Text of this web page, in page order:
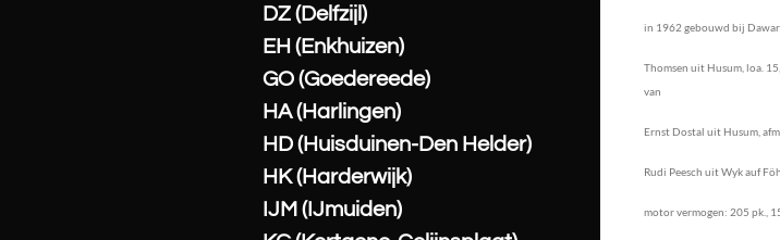
in 1962 gebouwd bij
Thomsen uit Husum, loa.
van
Ernst Dostal uit Husum,
Rudi Peesch uit Wyk auf
motorvermogen: 205 pk.,
DZ (Delfzijl)
EH (Enkhuizen)
GO (Goedereede)
HA (Harlingen)
HD (Huisduinen-Den Helder)
HK (Harderwijk)
IJM (IJmuiden)